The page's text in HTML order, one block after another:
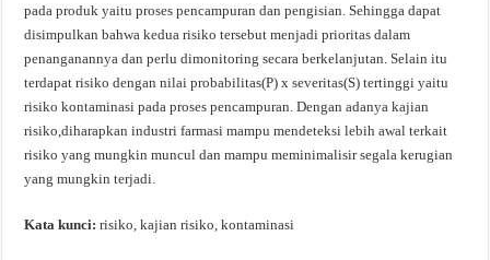
pada produk yaitu proses pencampuran dan pengisian. Sehingga dapat
disimpulkan bahwa kedua risiko tersebut menjadi prioritas dalam
penanganannya dan perlu dimonitoring secara berkelanjutan. Selain itu
terdapat risiko dengan nilai probabilitas(P) x severitas(S) tertinggi yaitu
risiko kontaminasi pada proses pencampuran. Dengan adanya kajian
risiko,diharapkan industri farmasi mampu mendeteksi lebih awal terkait
risiko yang mungkin muncul dan mampu meminimalisir segala kerugian
yang mungkin terjadi.
Kata kunci:risiko, kajian risiko, kontaminasi